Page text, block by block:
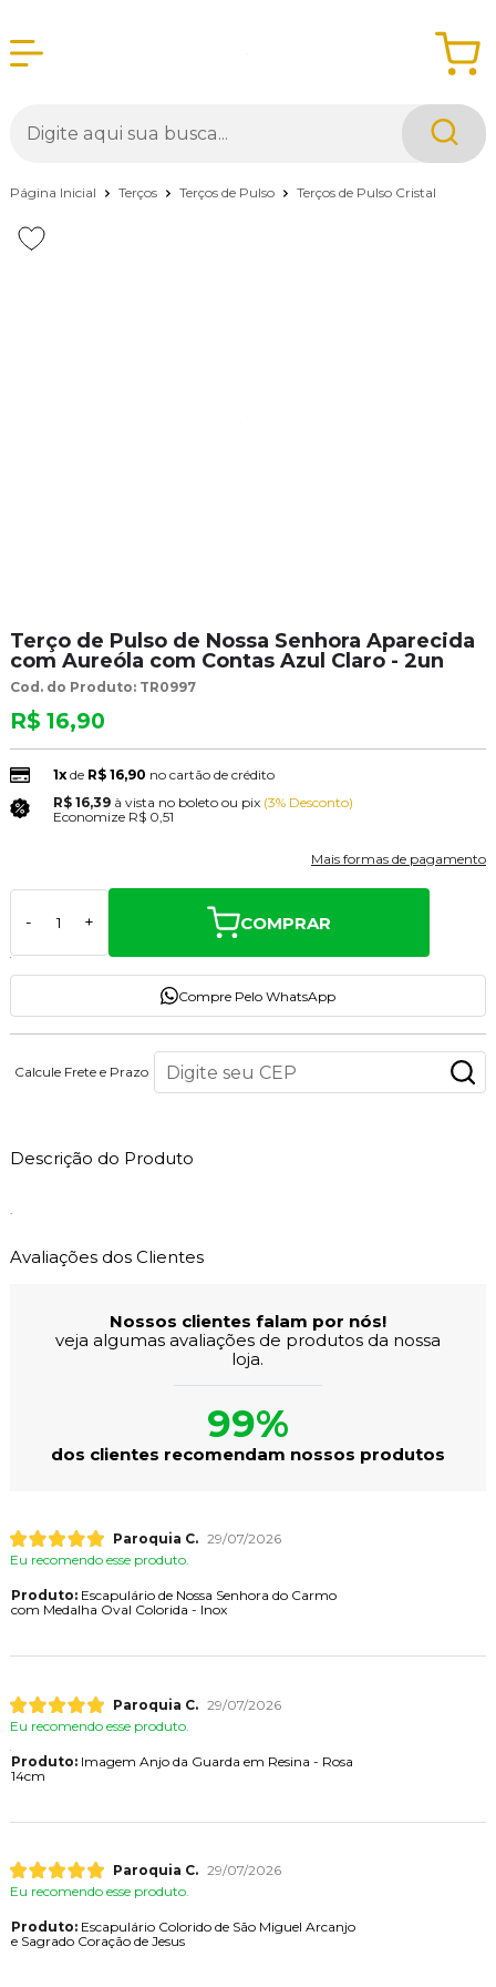
Página Inicial Terços Terços de Pulso Terços de Pulso Cristal
Terço de Pulso de Nossa Senhora Aparecida
com Aureóla com Contas Azul Claro - 2un
Cod. do Produto: TR0997
R$ 16,90
1xde R$ 16,90 no cartão de crédito
R$ 16,39 à vista no boleto ou pix (3% Desconto)
Economize R$ 0,51
Mais formas de pagamento
- + COMPRAR
Compre Pelo WhatsApp
Calcule Frete e Prazo
Descrição do Produto
.
Avaliações dos Clientes
Nossos clientes falam por nós!
veja algumas avaliações de produtos da nossa
loja.
99%
dos clientes recomendam nossos produtos
Paroquia C. 29/07/2026
Eu recomendo esse produto.
Produto:Escapulário de Nossa Senhora do Carmo
com Medalha Oval Colorida - Inox
Paroquia C. 29/07/2026
Eu recomendo esse produto.
Produto:Imagem Anjo da Guarda em Resina - Rosa
14cm
Paroquia C. 29/07/2026
Eu recomendo esse produto.
Produto:Escapulário Colorido de São Miguel Arcanjo
e Sagrado Coração de Jesus